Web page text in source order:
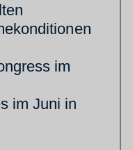
im
im Juni in